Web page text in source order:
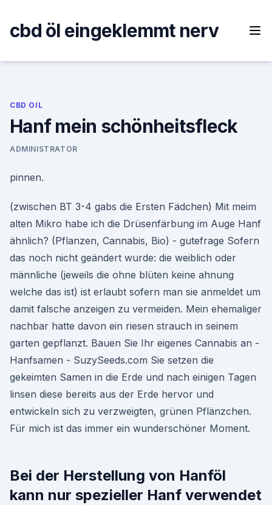
content
cbd öl eingeklemmt nerv
CBD OIL
Hanf mein schönheitsfleck
ADMINISTRATOR
pinnen.
(zwischen BT 3-4 gabs die Ersten Fädchen) Mit meim
alten Mikro habe ich die Drüsenfärbung im Auge Hanf
ähnlich? (Pflanzen, Cannabis, Bio) - gutefrage Sofern
das noch nicht geändert wurde: die weiblich oder
männliche (jeweils die ohne blüten keine ahnung
welche das ist) ist erlaubt sofern man sie anmeldet um
damit falsche anzeigen zu vermeiden. Mein ehemaliger
nachbar hatte davon ein riesen strauch in seinem
garten gepflanzt. Bauen Sie Ihr eigenes Cannabis an -
Hanfsamen - SuzySeeds.com Sie setzen die
gekeimten Samen in die Erde und nach einigen Tagen
linsen diese bereits aus der Erde hervor und
entwickeln sich zu verzweigten, grünen Pflänzchen.
Für mich ist das immer ein wunderschöner Moment.
Bei der Herstellung von Hanföl
kann nur spezieller Hanf verwendet